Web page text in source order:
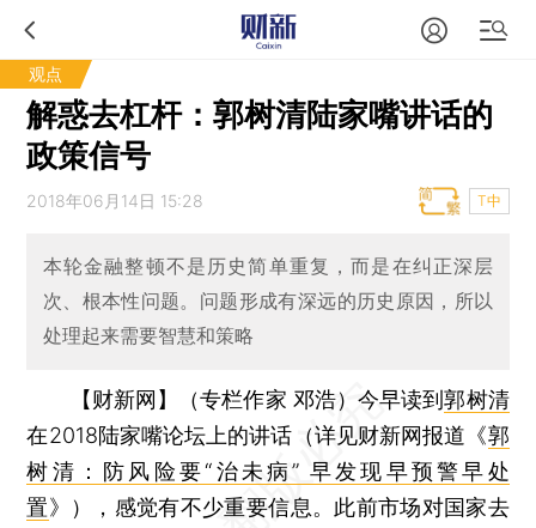
观点
解惑去杠杆：郭树清陆家嘴讲话的
政策信号
2018年06月14日 15:28 T中
本轮金融整顿不是历史简单重复，而是在纠正深层
次、根本性问题。问题形成有深远的历史原因，所以
处理起来需要智慧和策略
【财新网】（专栏作家 邓浩）今早读到郭树清
在2018陆家嘴论坛上的讲话（详见财新网报道《郭
树清：防风险要“治未病” 早发现早预警早处
置》），感觉有不少重要信息。此前市场对国家去